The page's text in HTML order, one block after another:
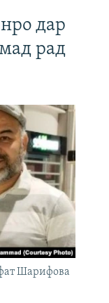
дар
рад
Шарифова